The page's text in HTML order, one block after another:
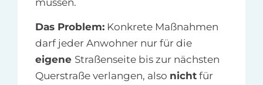
Das Problem:Konkrete Maßnahmen
darf jeder Anwohner nur für die
eigene Straßenseite bis zur nächsten
Querstraße verlangen, also nichtfür